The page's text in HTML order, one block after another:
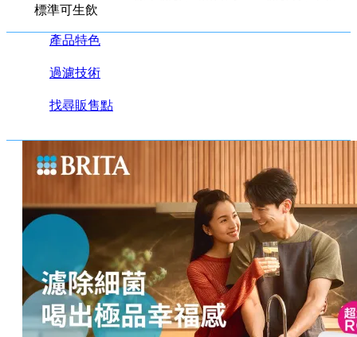
標準可生飲
產品特色
過濾技術
找尋販售點